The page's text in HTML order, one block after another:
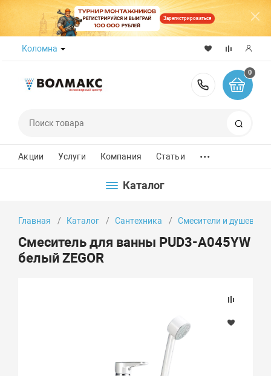
Зарегистрироваться
Коломна
8 (800)
0
Акции Услуги Компания Статьи ...
Каталог
Главная Каталог Сантехника Смесители и душевые
Смеситель для ванны PUD3-A045YW
белый ZEGOR